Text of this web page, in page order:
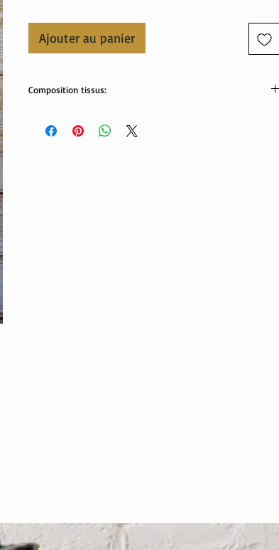
Ajouter au panier
Composition tissus:
95% coton, 5% élasthanne